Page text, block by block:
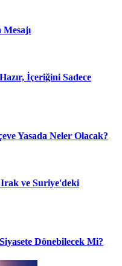
İçeriğini Sadece
Yasada Neler Olacak?
Irak ve Suriye'deki
Dönebilecek Mi?